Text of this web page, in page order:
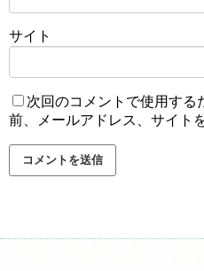
サイト
次回のコメントで使用する
前、メールアドレス、サイト